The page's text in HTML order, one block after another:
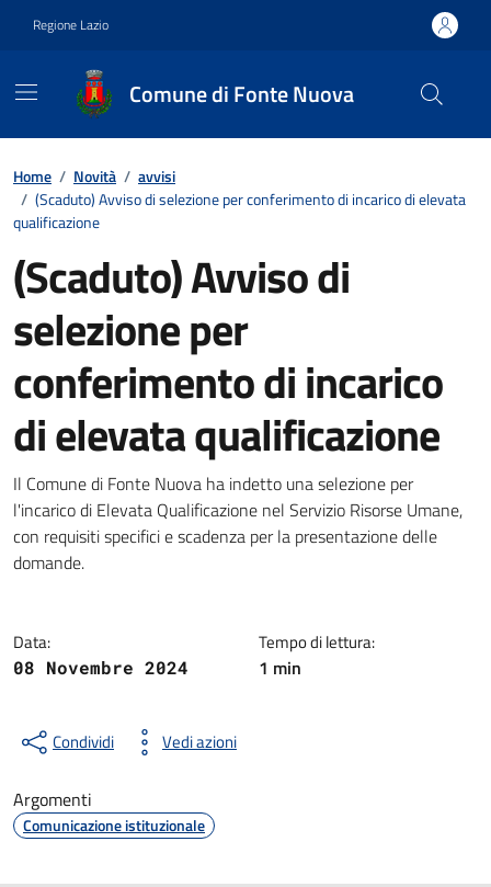
Regione Lazio
Comune di Fonte Nuova
Contenuti in evidenza
Home / Novità / avvisi
/ (Scaduto) Avviso di selezione per conferimento di incarico di elevata
qualificazione
(Scaduto) Avviso di
selezione per
conferimento di incarico
di elevata qualificazione
Dettagli della notizia
Il Comune di Fonte Nuova ha indetto una selezione per
l'incarico di Elevata Qualificazione nel Servizio Risorse Umane,
con requisiti specifici e scadenza per la presentazione delle
domande.
Data:
08 Novembre 2024
Tempo di lettura:
1 min
Condividi Vedi azioni
Argomenti
Comunicazione istituzionale